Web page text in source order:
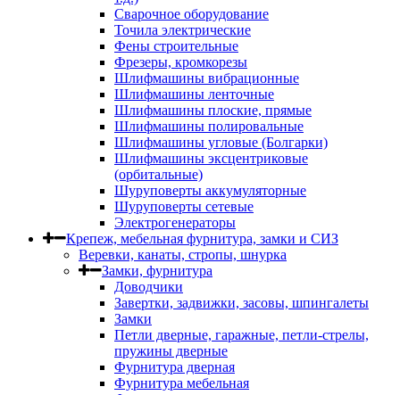
Сварочное оборудование
Точила электрические
Фены строительные
Фрезеры, кромкорезы
Шлифмашины вибрационные
Шлифмашины ленточные
Шлифмашины плоские, прямые
Шлифмашины полировальные
Шлифмашины угловые (Болгарки)
Шлифмашины эксцентриковые
(орбитальные)
Шуруповерты аккумуляторные
Шуруповерты сетевые
Электрогенераторы
Крепеж, мебельная фурнитура, замки и СИЗ
Веревки, канаты, стропы, шнурка
Замки, фурнитура
Доводчики
Завертки, задвижки, засовы, шпингалеты
Замки
Петли дверные, гаражные, петли-стрелы,
пружины дверные
Фурнитура дверная
Фурнитура мебельная